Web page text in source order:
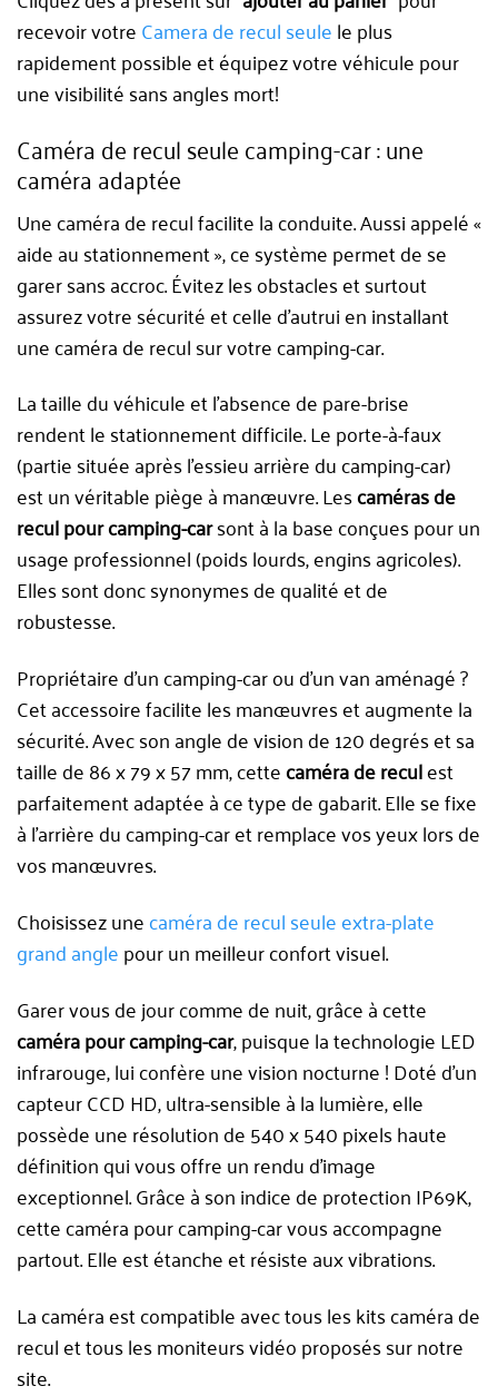
recevoir votreCamera de recul seulele plus
rapidement possible et équipez votre véhicule pour
une visibilité sans angles mort!
Caméra de recul seule camping-car : une
caméra adaptée
Une caméra de recul facilite la conduite. Aussi appelé «
aide au stationnement », ce système permet de se
garer sans accroc. Évitez les obstacles et surtout
assurez votre sécurité et celle d’autrui en installant
une caméra de recul sur votre camping-car.
La taille du véhicule et l’absence de pare-brise
rendent le stationnement difficile. Le porte-à-faux
(partie située après l’essieu arrière du camping-car)
est un véritable piège à manœuvre. Lescaméras de
recul pour camping-carsont à la base conçues pour un
usage professionnel (poids lourds, engins agricoles).
Elles sont donc synonymes de qualité et de
robustesse.
Propriétaire d’un camping-car ou d’un van aménagé ?
Cet accessoire facilite les manœuvres et augmente la
sécurité. Avec son angle de vision de 120 degrés et sa
taille de 86 x 79 x 57 mm, cettecaméra de reculest
parfaitement adaptée à ce type de gabarit. Elle se fixe
à l’arrière du camping-car et remplace vos yeux lors de
vos manœuvres.
Choisissez unecaméra de recul seule extra-plate
grand anglepour un meilleur confort visuel.
Garer vous de jour comme de nuit, grâce à cette
caméra pour camping-car, puisque la technologie LED
infrarouge, lui confère une vision nocturne ! Doté d’un
capteur CCD HD, ultra-sensible à la lumière, elle
possède une résolution de 540 x 540 pixels haute
définition qui vous offre un rendu d’image
exceptionnel. Grâce à son indice de protection IP69K,
cette caméra pour camping-car vous accompagne
partout. Elle est étanche et résiste aux vibrations.
La caméra est compatible avec tous les kits caméra de
recul et tous les moniteurs vidéo proposés sur notre
site.